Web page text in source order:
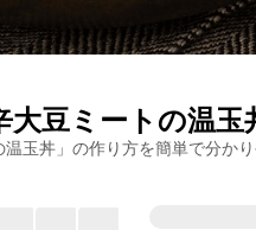
大豆ミートの温玉
温玉丼 」の作り方を簡単で分か